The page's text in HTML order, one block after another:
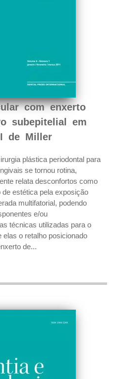
com enxerto
subepitelial em
de Miller
plástica periodontal para
se tornou rotina,
relata desconfortos como
estética pela exposição
multifatorial, podendo
e/ou
técnicas utilizadas para o
elas o retalho posicionado
de...